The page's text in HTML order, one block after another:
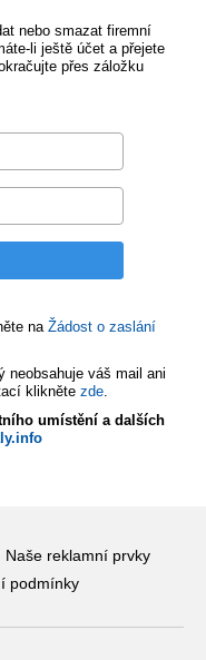
nebo smazat firemní
li ještě účet a přejete
přes záložku
na Žádost o zaslání
neobsahuje váš mail ani
klikněte zde.
umístění a dalších
Naše reklamní prvky
podmínky